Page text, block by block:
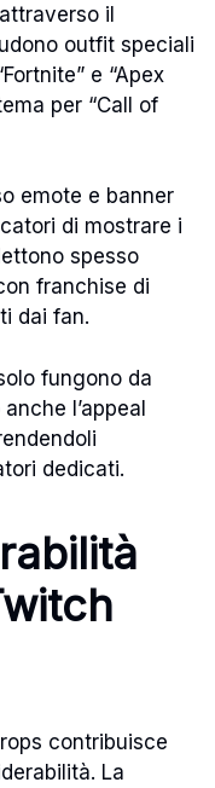
il
outfit speciali
e “Apex
per “Call of
emote e banner
di mostrare i
spesso
franchise di
dai fan.
fungono da
l’appeal
dedicati.
contribuisce
La